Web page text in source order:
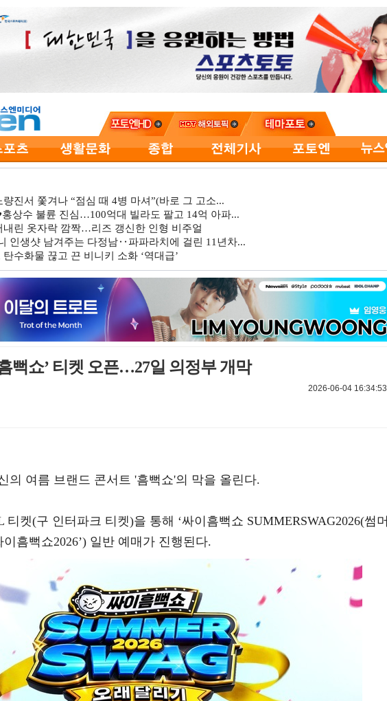
진서 쫓겨나 “점심 때 4병 마셔”(바로 그 고소...
상수 불륜 진심…100억대 빌라도 팔고 14억 아파...
내린 옷자락 깜짝…리즈 갱신한 인형 비주얼
인생샷 남겨주는 다정남‥파파라치에 걸린 11년차...
수화물 끊고 끈 비니키 소화 ‘역대급’
뻑쇼’ 티켓 오픈…27일 의정부 개막
2026-06-04 16:34:53
의 여름 브랜드 콘서트 '흠뻑쇼'의 막을 올린다.
티켓(구 인터파크 티켓)을 통해 ‘싸이흠뻑쇼 SUMMERSWAG2026(썸머
이흠뻑쇼2026’) 일반 예매가 진행된다.